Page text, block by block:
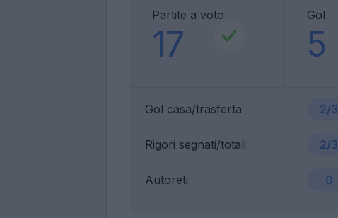
Partite a voto
17
Gol
5
Gol casa/trasferta 2/3
Rigori segnati/totali 2/3
Autoreti 0